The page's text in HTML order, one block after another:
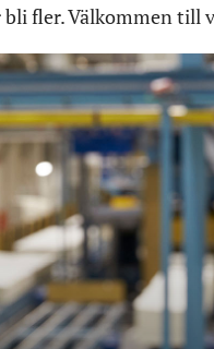
fler. Välkommen till